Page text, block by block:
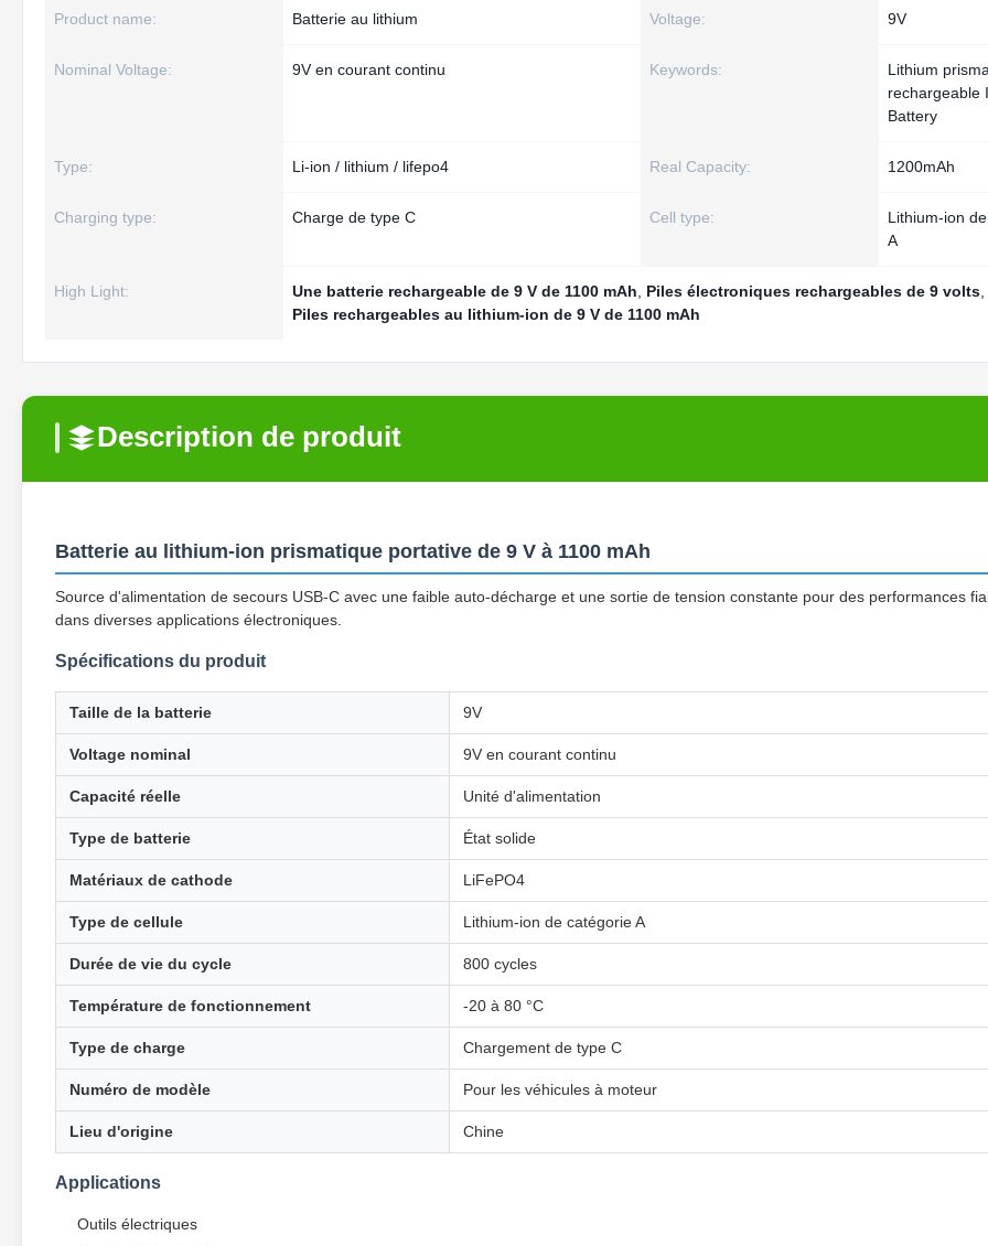
Product name: Batterie au lithium Voltage: 9V
Nominal Voltage: 9V en courant continu Keywords:
Lithium
rechargeable
Battery
Type: Li-ion / lithium / lifepo4 Real Capacity: 1200mAh
Charging type: Charge de type C Cell type:
Lithium-ion
A
High Light: Une batterie rechargeable de 9 V de 1100 mAh Piles électroniques rechargeables de 9 volts
Piles rechargeables au lithium-ion de 9 V de 1100 mAh
Description de produit
Batterie au lithium-ion prismatique portative de 9 V à 1100 mAh
Source d'alimentation de secours USB-C avec une faible auto-décharge et une sortie de tension constante pour des performances
dans diverses applications électroniques.
Spécifications du produit
Taille de la batterie 9V
Voltage nominal 9V en courant continu
Capacité réelle Unité d'alimentation
Type de batterie État solide
Matériaux de cathode LiFePO4
Type de cellule Lithium-ion de catégorie A
Durée de vie du cycle 800 cycles
Température de fonctionnement -20 à 80 °C
Type de charge Chargement de type C
Numéro de modèle Pour les véhicules à moteur
Lieu d'origine Chine
Applications
Outils électriques